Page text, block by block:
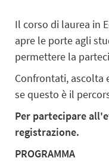
Il corso di laurea in
apre le porte agli
permettere la
Confrontati, ascolta
se questo è il
Per partecipare
registrazione.
PROGRAMMA